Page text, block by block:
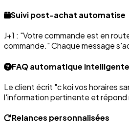
Suivi post-achat automatise
J+1 : "Votre commande est en
commande." Chaque message
FAQ automatique intelligente
Le client écrit "c koi vos horaires
l'information pertinente et répond
Relances personnalisées